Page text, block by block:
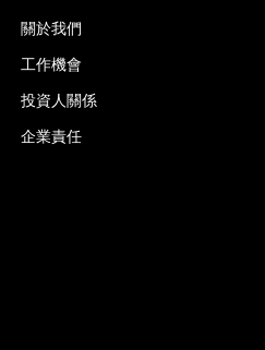
關於我們
工作機會
投資人關係
企業責任